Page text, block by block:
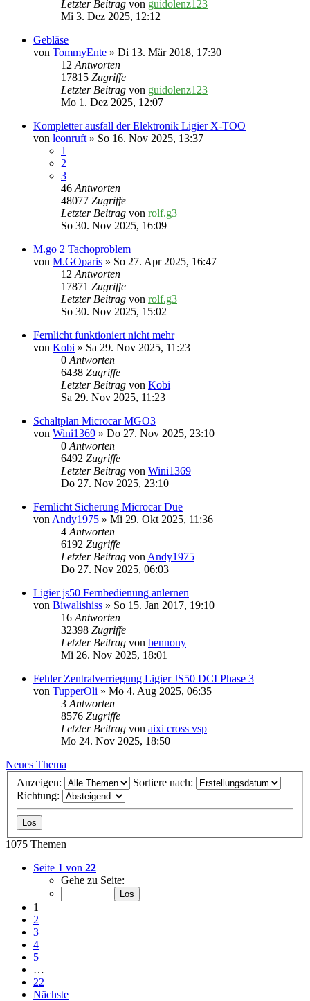
Letzter Beitrag von guidolenz123
Mi 3. Dez 2025, 12:12
Gebläse
von TommyEnte » Di 13. Mär 2018, 17:30
12Antworten
17815 Zugriffe
Letzter Beitrag von guidolenz123
Mo 1. Dez 2025, 12:07
Kompletter ausfall der Elektronik Ligier X-TOO
von leonruft» So 16. Nov 2025, 13:37
1
2
3
46Antworten
48077 Zugriffe
Letzter Beitrag von rolf.g3
So 30. Nov 2025, 16:09
M.go 2 Tachoproblem
von M.GOparis » So 27. Apr 2025, 16:47
12Antworten
17871 Zugriffe
Letzter Beitrag von rolf.g3
So 30. Nov 2025, 15:02
Fernlicht funktioniert nicht mehr
von Kobi » Sa 29. Nov 2025, 11:23
0Antworten
6438 Zugriffe
Letzter Beitrag von Kobi
Sa 29. Nov 2025, 11:23
Schaltplan Microcar MGO3
von Wini1369 » Do 27. Nov 2025, 23:10
0Antworten
6492 Zugriffe
Letzter Beitrag von Wini1369
Do 27. Nov 2025, 23:10
Fernlicht Sicherung Microcar Due
vonAndy1975 » Mi 29. Okt 2025, 11:36
4Antworten
6192 Zugriffe
Letzter Beitrag vonAndy1975
Do 27. Nov 2025, 06:03
Ligier js50 Fernbedienung anlernen
von Biwalishiss » So 15. Jan 2017, 19:10
16Antworten
32398 Zugriffe
Letzter Beitrag von bennony
Mi 26. Nov 2025, 18:01
Fehler Zentralverriegung Ligier JS50 DCI Phase 3
von TupperOli » Mo 4. Aug 2025, 06:35
3Antworten
8576 Zugriffe
Letzter Beitrag von aixi cross vsp
Mo 24. Nov 2025, 18:50
Neues Thema
Anzeigen:
Sortiere nach:
Richtung:
1075 Themen
Seite 1 von 22
Gehe zu Seite:
1
2
3
4
5
…
22
Nächste